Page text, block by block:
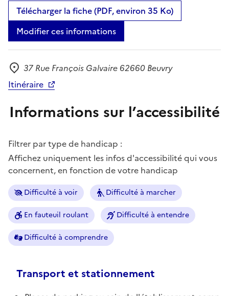
Télécharger la fiche (PDF, environ 35 Ko)
Modifier ces informations
Adresse
37 Rue François Galvaire 62660 Beuvry
Itinéraire
Informations sur l’accessibilité
Filtrer par type de handicap :
Affichez uniquement les infos d'accessibilité qui vous
concernent, en fonction de votre handicap
Difficulté à voir Difficulté à marcher
En fauteuil roulant Difficulté à entendre
Difficulté à comprendre
Transport et stationnement